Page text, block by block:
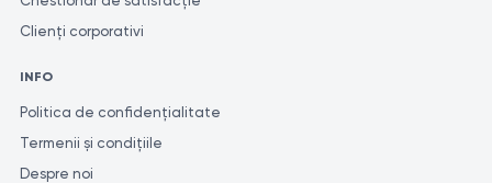
Clienți corporativi
INFO
Politica de confidențialitate
Termenii și condițiile
Despre noi